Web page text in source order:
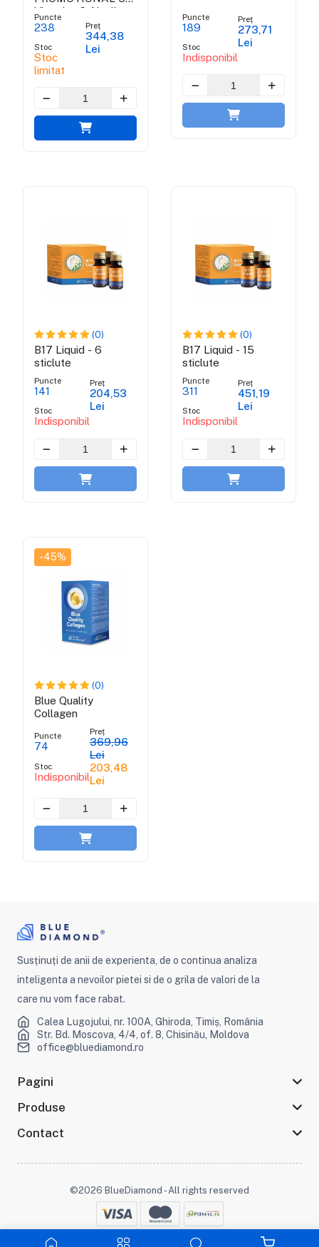
Vitamina C Alcalin
Power – Vitamina C
din ascorbat de
calciu, m...
Puncte
238
Stoc
Stoc
limitat
Preț
344,38
Lei
Puncte
189
Stoc
Indisponibil
Preț
273,71
Lei
(0)
B17 Liquid - 6
sticlute
Puncte
141
Stoc
Indisponibil
Preț
204,53
Lei
(0)
B17 Liquid - 15
sticlute
Puncte
311
Stoc
Indisponibil
Preț
451,19
Lei
-45%
(0)
Blue Quality
Collagen
Puncte
74
Stoc
Indisponibil
Preț
369,96
Lei
203,48
Lei
Susținuți de anii de experienta, de o continua analiza
inteligenta a nevoilor pietei si de o grila de valori de la
care nu vom face rabat.
Calea Lugojului, nr. 100A, Ghiroda, Timiș, România
Str. Bd. Moscova, 4/4, of. 8, Chisinău, Moldova
office@bluediamond.ro
Pagini
Produse
Contact
©2026 BlueDiamond - All rights reserved
Stai conectat :